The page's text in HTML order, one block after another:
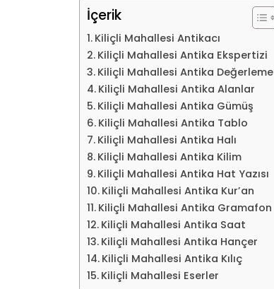
İçerik
Kiliçli Mahallesi Antikacı
Kiliçli Mahallesi Antika Ekspertizi
Kiliçli Mahallesi Antika Değerleme
Kiliçli Mahallesi Antika Alanlar
Kiliçli Mahallesi Antika Gümüş
Kiliçli Mahallesi Antika Tablo
Kiliçli Mahallesi Antika Halı
Kiliçli Mahallesi Antika Kilim
Kiliçli Mahallesi Antika Hat Yazısı
Kiliçli Mahallesi Antika Kur’an
Kiliçli Mahallesi Antika Gramafon
Kiliçli Mahallesi Antika Saat
Kiliçli Mahallesi Antika Hançer
Kiliçli Mahallesi Antika Kılıç
Kiliçli Mahallesi Eserler